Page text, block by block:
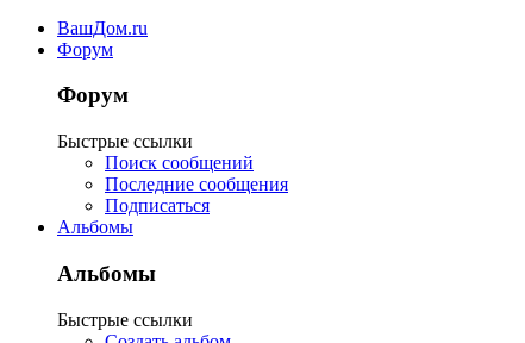
ВашДом.ru
Форум
Форум
Быстрые ссылки
Поиск сообщений
Последние сообщения
Подписаться
Альбомы
Альбомы
Быстрые ссылки